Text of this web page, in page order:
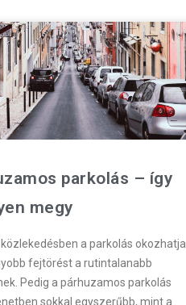
parkolás – így
megy
a parkolás okozhatja
fejtörést a rutintalanabb
Pedig a párhuzamos parkolás
sokkal egyszerűbb, mint a